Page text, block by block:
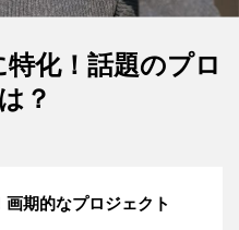
化！話題のプロ
？
期的なプロジェクト